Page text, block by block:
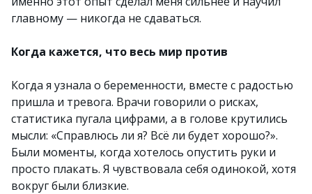
главному — никогда не сдаваться.
Когда кажется, что весь мир против
Когда я узнала о беременности, вместе с радостью
пришла и тревога. Врачи говорили о рисках,
статистика пугала цифрами, а в голове крутились
мысли: «Справлюсь ли я? Всё ли будет хорошо?».
Были моменты, когда хотелось опустить руки и
просто плакать. Я чувствовала себя одинокой, хотя
вокруг были близкие.